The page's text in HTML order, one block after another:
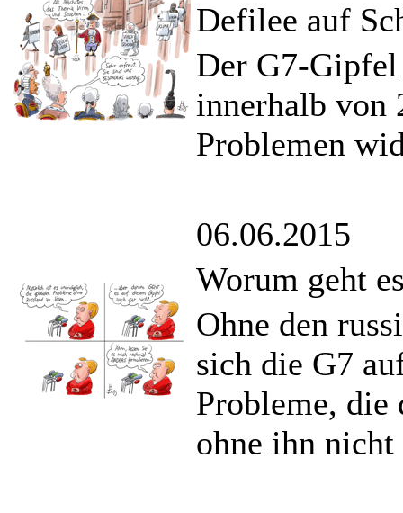
Defilee auf
Der G7-
innerhalb von
Problemen
06.06.2015
Worum geht
Ohne den
sich die G7
Probleme,
ohne ihn